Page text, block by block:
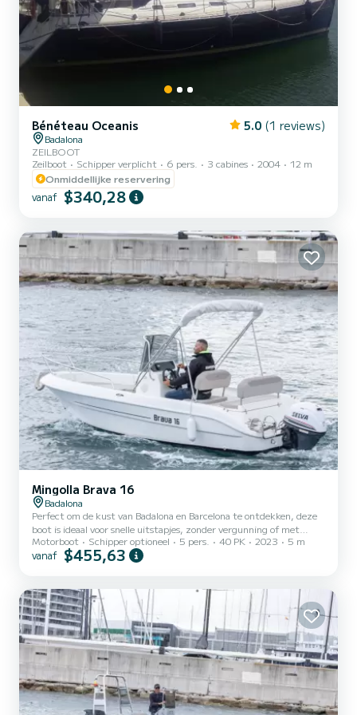
Bénéteau Oceanis 5.0 (1 reviews)
Badalona
ZEILBOOT
Zeilboot
Schipper verplicht 6 pers. 3 cabines 2004
12 m
Onmiddellijke reservering
vanaf $340,28
Mingolla Brava 16
Badalona
Perfect om de kust van Badalona en Barcelona te ontdekken, deze
boot is ideaal voor snelle uitstapjes, zonder vergunning of met
schipper. Compact maar ruim, met zonnedek aan de voorkant,
zonnescherm en efficiënte motor. Ideaal voor koppels, gezinnen of
Motorboot Schipper optioneel 5 pers. 40 PK 2023 5 m
vanaf $455,63